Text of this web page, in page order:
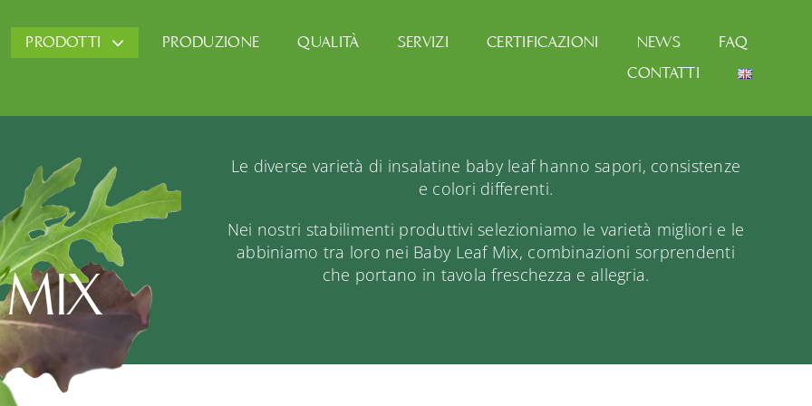
PRODOTTI PRODUZIONE QUALITÀ SERVIZI CERTIFICAZIONI NEWS
FAQ
CONTATTI
Le diverse varietà di insalatine baby leaf hanno sapori, consistenze
e colori differenti.
Nei nostri stabilimenti produttivi selezioniamo le varietà migliori e le
abbiniamo tra loro nei Baby Leaf Mix, combinazioni sorprendenti
che portano in tavola freschezza e allegria.